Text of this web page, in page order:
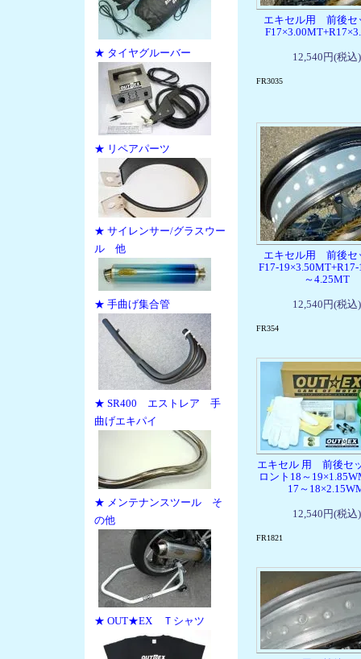
★ タイヤグルーバー
★ リペアパーツ
★ サイレンサー/グラスウー
ル 他
★ 手曲げ集合管
★ SR400 エストレア 手
曲げエキパイ
★ メンテナンスツール そ
の他
★ OUT★EX Ｔシャツ
エキセル用 前後
12,540円(税込)
FR3035
エキセル用 前後
F17-19×3.50MT+R17-
～4.25MT
12,540円(税込)
FR354
エキセル 用 前後セ
ロント18～
17～
12,540円(税込)
FR1821